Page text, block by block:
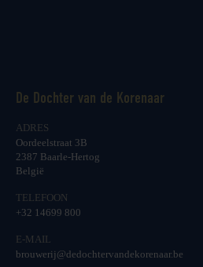
De Dochter van de Korenaar
ADRES
Oordeelstraat 3B
2387 Baarle-Hertog
België
TELEFOON
+32 14699 800
E-MAIL
brouwerij@dedochtervandekorenaar.be